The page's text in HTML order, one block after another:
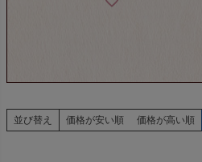
並び替え 価格が安い順 価格が高い順